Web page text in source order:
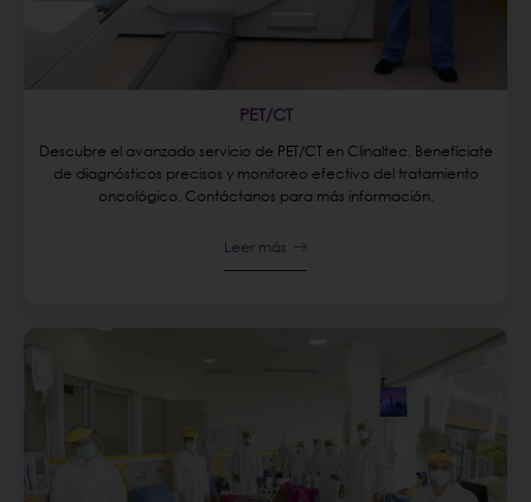
PET/CT
Descubre el avanzado servicio de PET/CT en Clinaltec. Benefíciate
de diagnósticos precisos y monitoreo efectivo del tratamiento
oncológico. Contáctanos para más información.
Leer más